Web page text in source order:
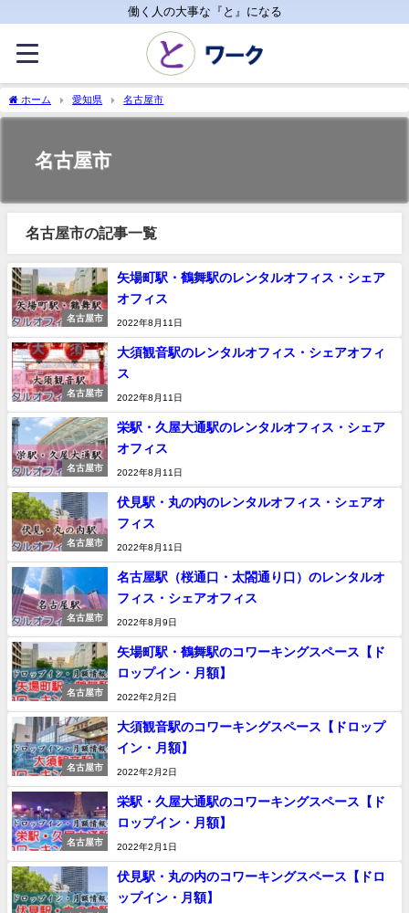
働く人の大事な『と』になる
ホーム 愛知県 名古屋市
名古屋市
名古屋市の記事一覧
名古屋市
矢場町駅・鶴舞駅のレンタルオフィス・シェア
オフィス
2022年8月11日
名古屋市
大須観音駅のレンタルオフィス・シェアオフィ
ス
2022年8月11日
名古屋市
栄駅・久屋大通駅のレンタルオフィス・シェア
オフィス
2022年8月11日
名古屋市
伏見駅・丸の内のレンタルオフィス・シェアオ
フィス
2022年8月11日
名古屋市
名古屋駅（桜通口・太閤通り口）のレンタルオ
フィス・シェアオフィス
2022年8月9日
名古屋市
矢場町駅・鶴舞駅のコワーキングスペース【ド
ロップイン・月額】
2022年2月2日
名古屋市
大須観音駅のコワーキングスペース【ドロップ
イン・月額】
2022年2月2日
名古屋市
栄駅・久屋大通駅のコワーキングスペース【ド
ロップイン・月額】
2022年2月1日
伏見駅・丸の内のコワーキングスペース【ドロ
ップイン・月額】